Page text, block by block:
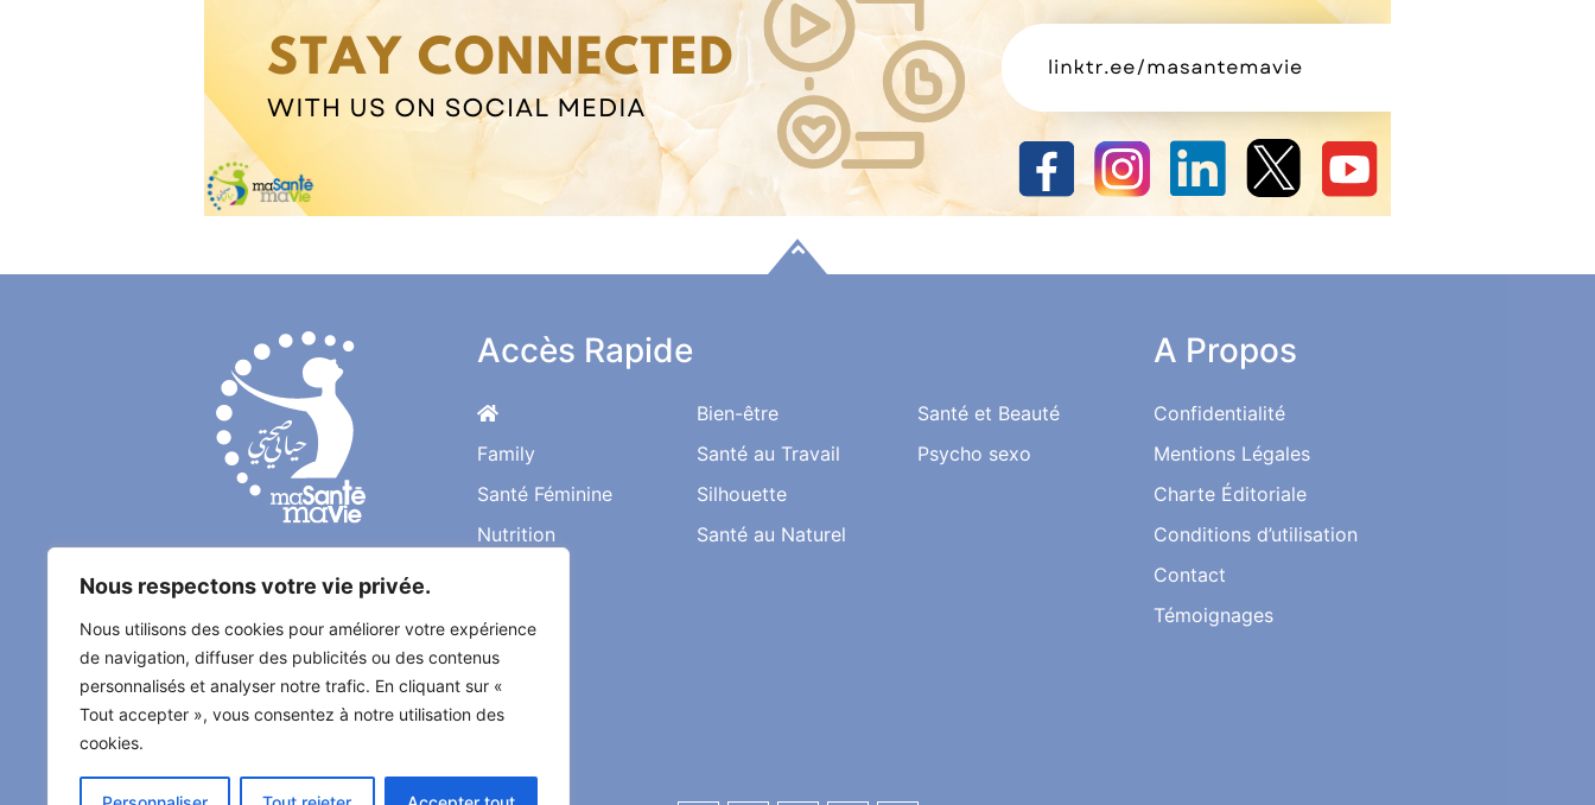
Nous respectons votre vie privée.
Nous utilisons des cookies pour améliorer votre expérience
de navigation, diffuser des publicités ou des contenus
personnalisés et analyser notre trafic. En cliquant sur «
Tout accepter », vous consentez à notre utilisation des
cookies.
Une Bonne Santé pour
une Vie Meilleure
Le magazine santé au quotidien de
l'information médical décrypté par
les médecins et les experts
Accès Rapide
Family
Santé Féminine
Nutrition
Bien-être
Santé au Travail
Silhouette
Santé au Naturel
Santé et Beauté
Psycho sexo
A Propos
Confidentialité
Mentions Légales
Charte Éditoriale
Conditions d’utilisation
Contact
Témoignages